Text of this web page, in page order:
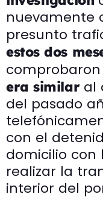
nuevamente
presunto
estos dos
era similaral
del pasado
con el
domicilio
realizar la
interior del